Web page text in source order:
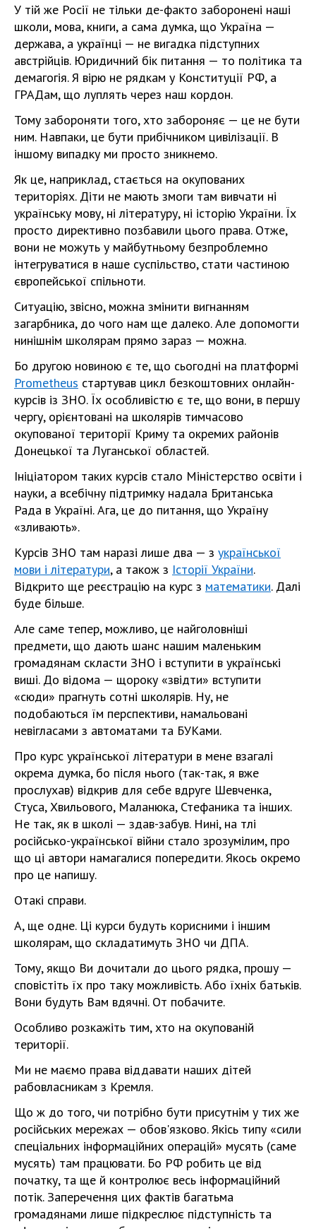
У тій же Росії не тільки де-факто заборонені наші
школи, мова, книги, а сама думка, що Україна —
держава, а українці — не вигадка підступних
австрійців. Юридичний бік питання — то політика та
демагогія. Я вірю не рядкам у Конституції РФ, а
ГРАДам, що луплять через наш кордон.
Тому забороняти того, хто забороняє — це не бути
ним. Навпаки, це бути прибічником цивілізації. В
іншому випадку ми просто зникнемо.
Як це, наприклад, стається на окупованих
територіях. Діти не мають змоги там вивчати ні
українську мову, ні літературу, ні історію України. Їх
просто директивно позбавили цього права. Отже,
вони не можуть у майбутньому безпроблемно
інтегруватися в наше суспільство, стати частиною
європейської спільноти.
Ситуацію, звісно, можна змінити вигнанням
загарбника, до чого нам ще далеко. Але допомогти
нинішнім школярам прямо зараз — можна.
Бо другою новиною є те, що сьогодні на платформі
Prometheus стартував цикл безкоштовних онлайн-
курсів із ЗНО. Їх особливістю є те, що вони, в першу
чергу, орієнтовані на школярів тимчасово
окупованої території Криму та окремих районів
Донецької та Луганської областей.
Ініціатором таких курсів стало Міністерство освіти і
науки, а всебічну підтримку надала Британська
Рада в Україні. Ага, це до питання, що Україну
«зливають».
Курсів ЗНО там наразі лише два — з української
мови і літератури, а також з Історії України.
Відкрито ще реєстрацію на курс з математики. Далі
буде більше.
Але саме тепер, можливо, це найголовніші
предмети, що дають шанс нашим маленьким
громадянам скласти ЗНО і вступити в українські
виші. До відома — щороку «звідти» вступити
«сюди» прагнуть сотні школярів. Ну, не
подобаються їм перспективи, намальовані
невігласами з автоматами та БУКами.
Про курс української літератури в мене взагалі
окрема думка, бо після нього (так-так, я вже
прослухав) відкрив для себе вдруге Шевченка,
Стуса, Хвильового, Маланюка, Стефаника та інших.
Не так, як в школі — здав-забув. Нині, на тлі
російсько-української війни стало зрозумілим, про
що ці автори намагалися попередити. Якось окремо
про це напишу.
Отакі справи.
А, ще одне. Ці курси будуть корисними і іншим
школярам, що складатимуть ЗНО чи ДПА.
Тому, якщо Ви дочитали до цього рядка, прошу —
сповістіть їх про таку можливість. Або їхніх батьків.
Вони будуть Вам вдячні. От побачите.
Особливо розкажіть тим, хто на окупованій
території.
Ми не маємо права віддавати наших дітей
рабовласникам з Кремля.
Що ж до того, чи потрібно бути присутнім у тих же
російських мережах — обов'язково. Якісь типу «сили
спеціальних інформаційних операцій» мусять (саме
мусять) там працювати. Бо РФ робить це від
початку, та ще й контролює весь інформаційний
потік. Заперечення цих фактів багатьма
громадянами лише підкреслює підступність та